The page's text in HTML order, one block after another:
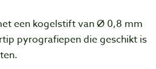
een kogelstift van Ø 0,8 mm
pyrografiepen die geschikt is